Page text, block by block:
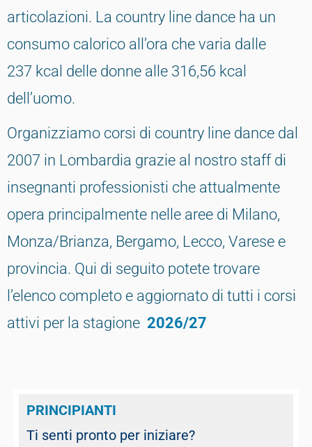
articolazioni. La country line dance ha un
consumo calorico all’ora che varia dalle
237 kcal delle donne alle 316,56 kcal
dell’uomo.
Organizziamo corsi di country line dance dal
2007 in Lombardia grazie al nostro staff di
insegnanti professionisti che attualmente
opera principalmente nelle aree di Milano,
Monza/Brianza, Bergamo, Lecco, Varese e
provincia. Qui di seguito potete trovare
l’elenco completo e aggiornato di tutti i corsi
attivi per la stagione 2026/27
PRINCIPIANTI
Ti senti pronto per iniziare?